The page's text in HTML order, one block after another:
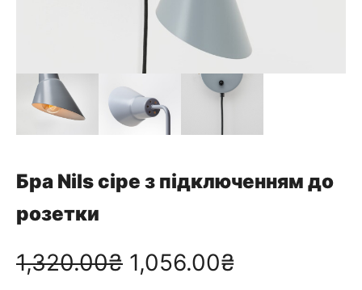
Бра Nils сіре з підключенням до
розетки
1,320.00₴ О
1,056.00₴